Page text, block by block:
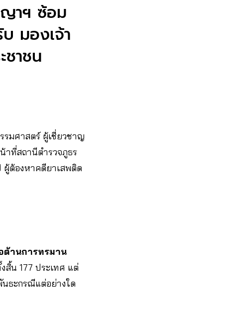
าฯ ซ้อม
มองเจ้า
ชาชน
มศาสตร์ ผู้เชี่ยวชาญ
าที่สถานีตำรวจภูธร
ผู้ต้องหาคดียาเสพติด
านการทรมาน
สิ้น 177 ประเทศ แต่
ธะกรณีแต่อย่างใด